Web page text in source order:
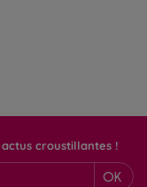
croustillantes !
OK